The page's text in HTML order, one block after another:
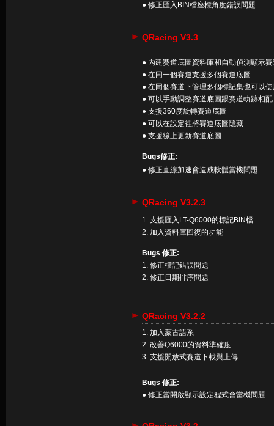
● 修正匯入BIN檔座標角度錯誤問題
QRacing V3.3
● 內建賽道底圖資料庫和自動偵測顯示
● 在同一個賽道支援多個賽道底圖
● 在同個賽道下管理多個標記集也可以
● 可以手動調整賽道底圖跟賽道軌跡相配
● 支援360度旋轉賽道底圖
● 可以在設定裡將賽道底圖隱藏
● 支援線上更新賽道底圖
Bugs修正:
● 修正直線加速會造成軟體當機問題
QRacing V3.2.3
1. 支援匯入LT-Q6000的標記BIN檔
2. 加入資料庫回復的功能
Bugs 修正:
1. 修正標記錯誤問題
2. 修正日期排序問題
QRacing V3.2.2
1. 加入蒙古語系
2. 改善Q6000的資料準確度
3. 支援開放式賽道下載與上傳
Bugs 修正:
● 修正當開啟顯示設定程式會當機問題